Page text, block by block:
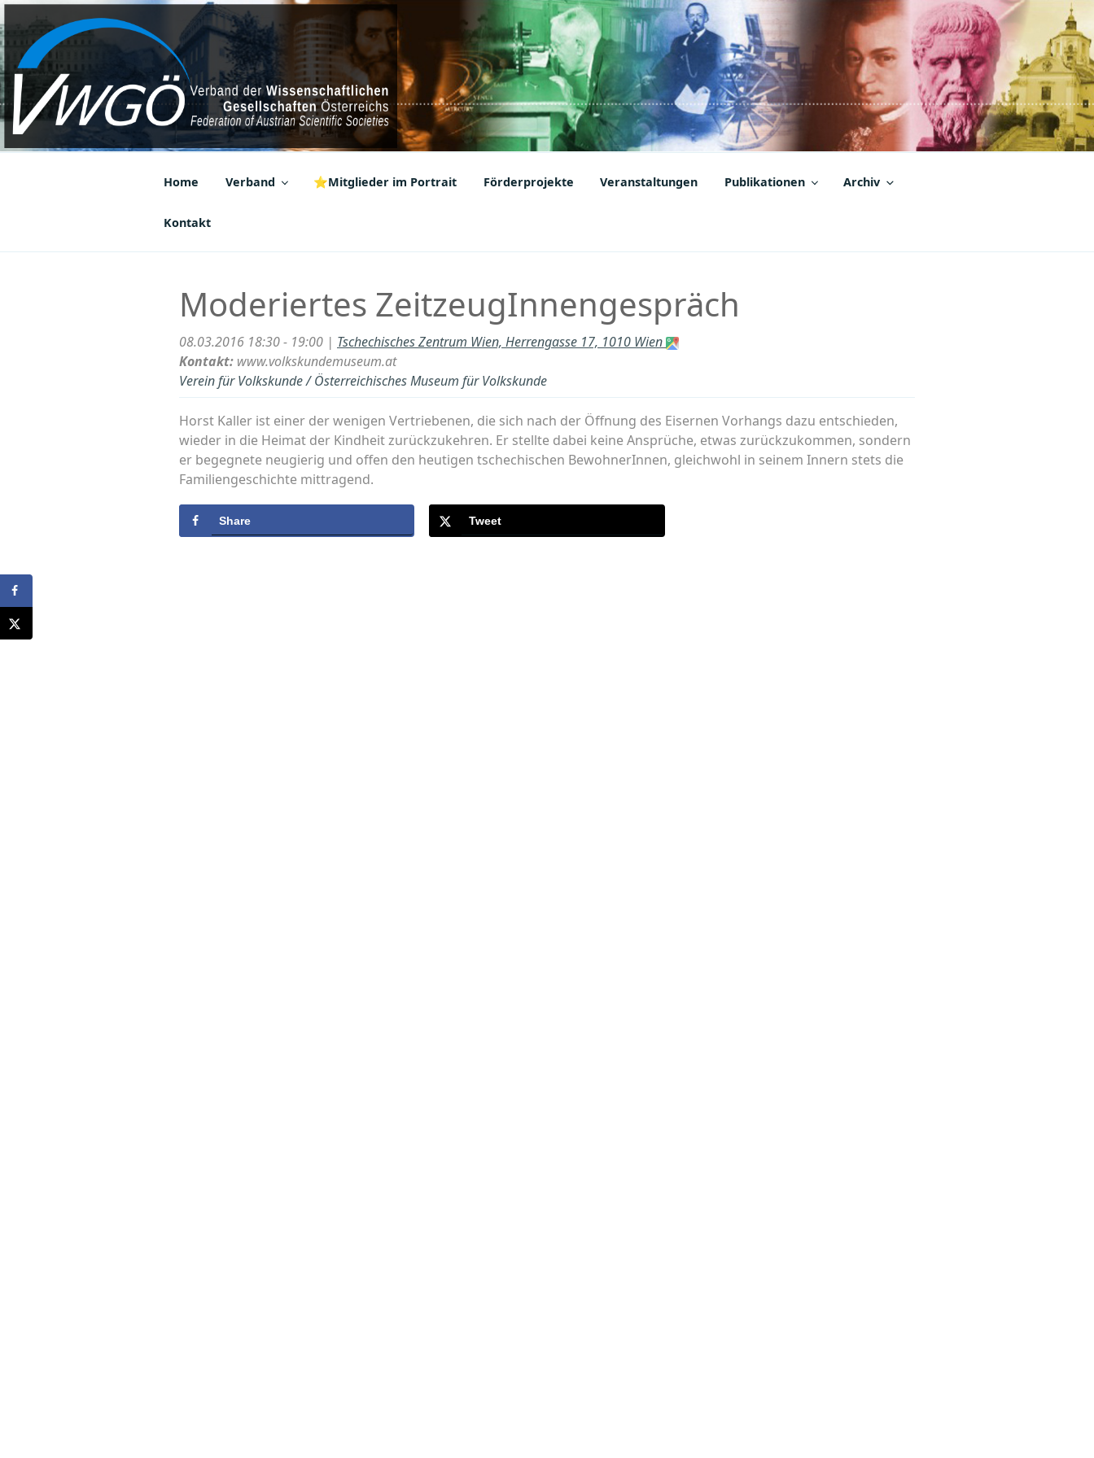
Zum
Inhalt
springen
VWGÖ
Federation of Austrian Scientific Societies
Home Verband ⭐Mitglieder im Portrait Förderprojekte Veranstaltungen Publikationen Archiv
Kontakt
Moderiertes ZeitzeugInnengespräch
08.03.2016 18:30 - 19:00 | Tschechisches Zentrum Wien, Herrengasse 17, 1010 Wien
Kontakt: www.volkskundemuseum.at
Verein für Volkskunde / Österreichisches Museum für Volkskunde
Horst Kaller ist einer der wenigen Vertriebenen, die sich nach der Öffnung des Eisernen Vorhangs dazu entschieden,
wieder in die Heimat der Kindheit zurückzukehren. Er stellte dabei keine Ansprüche, etwas zurückzukommen, sondern
er begegnete neugierig und offen den heutigen tschechischen BewohnerInnen, gleichwohl in seinem Innern stets die
Familiengeschichte mittragend.
Share Tweet